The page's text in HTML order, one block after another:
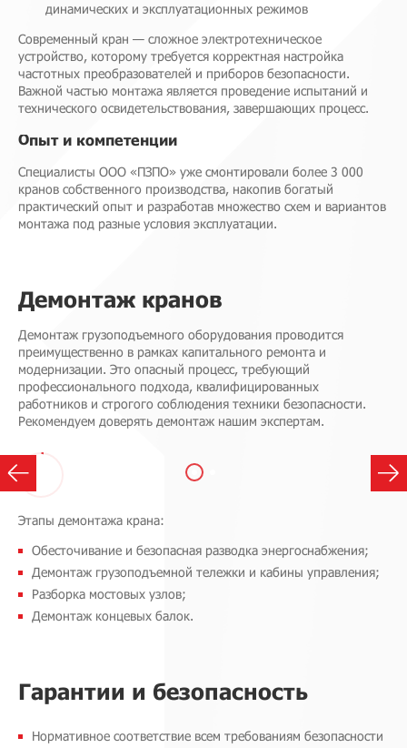
динамических и эксплуатационных режимов
Современный кран — сложное электротехническое
устройство, которому требуется корректная настройка
частотных преобразователей и приборов безопасности.
Важной частью монтажа является проведение испытаний и
технического освидетельствования, завершающих процесс.
Опыт и компетенции
Специалисты ООО «ПЗПО» уже смонтировали более 3 000
кранов собственного производства, накопив богатый
практический опыт и разработав множество схем и вариантов
монтажа под разные условия эксплуатации.
Демонтаж кранов
Демонтаж грузоподъемного оборудования проводится
преимущественно в рамках капитального ремонта и
модернизации. Это опасный процесс, требующий
профессионального подхода, квалифицированных
работников и строгого соблюдения техники безопасности.
Рекомендуем доверять демонтаж нашим экспертам.
Этапы демонтажа крана:
Обесточивание и безопасная разводка энергоснабжения;
Демонтаж грузоподъемной тележки и кабины управления;
Разборка мостовых узлов;
Демонтаж концевых балок.
Гарантии и безопасность
Нормативное соответствие всем требованиям безопасности